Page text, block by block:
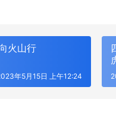
火山行
年5月15日 上午12:24